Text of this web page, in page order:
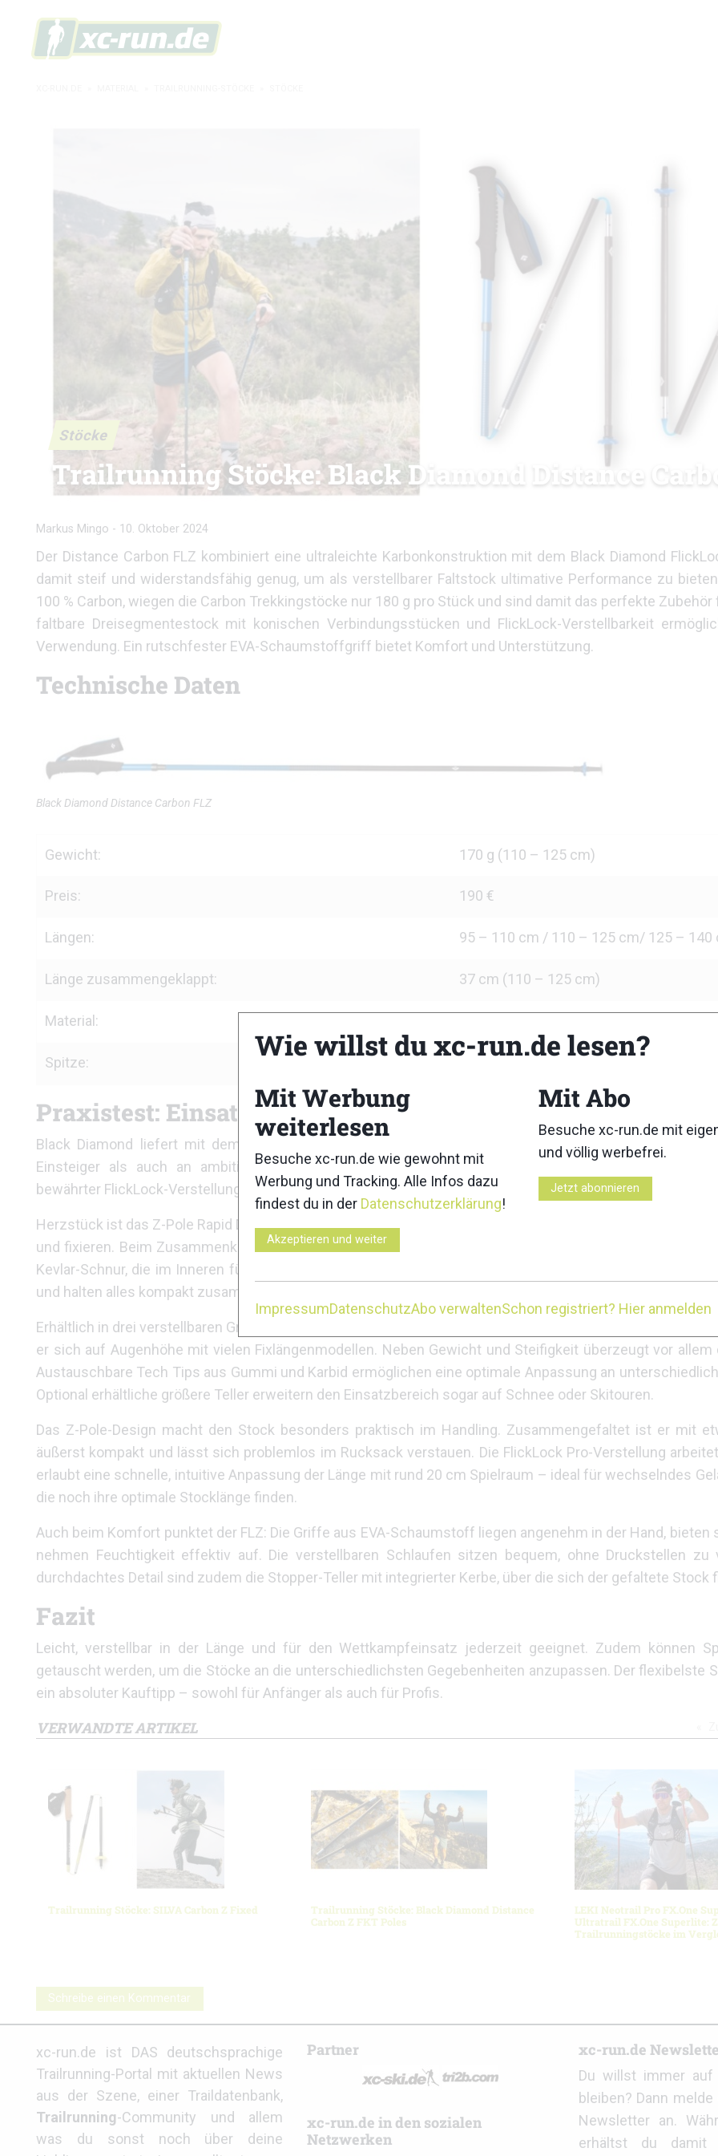
Stöcke
Trailrunning Stöcke: Black Diamond Distance
Markus Mingo - 10. Oktober 2024
Der Distance Carbon FLZ kombiniert eine ultraleichte Karbonkonstruktion mit dem Black Diamond
damit steif und widerstandsfähig genug, um als verstellbarer Faltstock ultimative Performance zu
100 % Carbon, wiegen die Carbon Trekkingstöcke nur 180 g pro Stück und sind damit das perfekte Zubehör
faltbare Dreisegmentestock mit konischen Verbindungsstücken und FlickLock-Verstellbarkeit
Verwendung. Ein rutschfester EVA-Schaumstoffgriff bietet Komfort und Unterstützung.
Technische Daten
Black Diamond Distance Carbon FLZ
Gewicht: 170 g (110 – 125 cm)
Preis: 190 €
Längen: 95 – 110 cm / 110 – 125 cm/ 125 – 140
Länge zusammengeklappt: 37 cm (110 – 125 cm)
Material:
Spitze:
Praxistest: Einsatz auf Trails
Black Diamond
liefert mit dem Distance Carbon FLZ Running Pole einen durchdachten Allrounder,
Einsteiger als auch an ambitionierte Trailrunner richtet. Die Kombination aus hochwertiger
bewährter FlickLock-Verstellung sorgt für Stabilität, Zuverlässigkeit und vielseitige Einsatzmöglichkeiten.
Herzstück ist das Z-Pole Rapid Deployment System: Der Stock lässt sich in Sekundenschnelle
und fixieren. Beim Zusammenklappen genügt ein Knopfdruck, um die Segmente zu lösen – verbunden
Kevlar-Schnur, die im Inneren für Struktur sorgt. Praktisch: Flexible Rohrenden schützen die Schnur im
und halten alles kompakt zusammen.
Erhältlich in drei verstellbaren Größen deckt der FLZ ein breites Spektrum ab. Mit rund 170 g pro Stock
er sich auf Augenhöhe mit vielen Fixlängenmodellen. Neben Gewicht und Steifigkeit überzeugt vor allem
Austauschbare Tech Tips aus Gummi und Karbid ermöglichen eine optimale Anpassung an
Optional erhältliche größere Teller erweitern den Einsatzbereich sogar auf Schnee oder Skitouren.
Das Z-Pole-Design macht den Stock besonders praktisch im Handling. Zusammengefaltet ist er mit
äußerst kompakt und lässt sich problemlos im Rucksack verstauen. Die FlickLock Pro-Verstellung
erlaubt eine schnelle, intuitive Anpassung der Länge mit rund 20 cm Spielraum – ideal für wechselndes
die noch ihre optimale Stocklänge finden.
Auch beim Komfort punktet der FLZ: Die Griffe aus EVA-Schaumstoff liegen angenehm in der Hand, bieten
nehmen Feuchtigkeit effektiv auf. Die verstellbaren Schlaufen sitzen bequem, ohne Druckstellen zu
durchdachtes Detail sind zudem die Stopper-Teller mit integrierter Kerbe, über die sich der gefaltete Stock
Fazit
Leicht, verstellbar in der Länge und für den Wettkampfeinsatz jederzeit geeignet. Zudem können
getauscht werden, um die Stöcke an die unterschiedlichsten Gegebenheiten anzupassen. Der flexibelste
ein absoluter Kauftipp – sowohl für Anfänger als auch für Profis.
VERWANDTE ARTIKEL
Trailrunning Stöcke: SILVA Carbon Z Fixed
Trailrunning Stöcke: Black Diamond Distance
Carbon Z FKT Poles
LEKI Neotrail Pro FX.One
Ultratrail FX.One Superlite:
Trailrunningstöcke im
Schreibe einen Kommentar
xc-run.de ist DAS deutschsprachige
Trailrunning-Portal mit aktuellen News
aus der Szene, einer Traildatenbank,
Trailrunning-Community und allem
was du sonst noch über deine
Partner
xc-run.de in den sozialen
Netzwerken
xc-run.de
Du willst immer auf
bleiben? Dann
Newsletter an.
erhältst du damit
Wie willst du xc-run.de lesen?
Mit Werbung
weiterlesen
Besuche xc-run.de wie gewohnt mit
Werbung und Tracking. Alle Infos dazu
findest du in der Datenschutzerklärung!
Akzeptieren und weiter
Mit Abo
Besuche xc-run.de mit
und völlig werbefrei.
Jetzt abonnieren
ImpressumDatenschutzAbo verwaltenSchon registriert? Hier anmelden